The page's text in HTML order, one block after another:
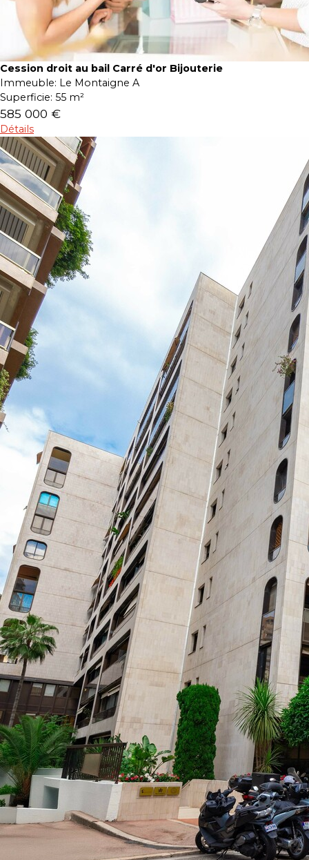
Cession droit au bail Carré d'or Bijouterie
Immeuble: Le Montaigne A
Superficie: 55 m²
585 000 €
Détails